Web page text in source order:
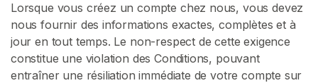
Lorsque vous créez un compte chez nous, vous devez
nous fournir des informations exactes, complètes et à
jour en tout temps. Le non-respect de cette exigence
constitue une violation des Conditions, pouvant
entraîner une résiliation immédiate de votre compte sur